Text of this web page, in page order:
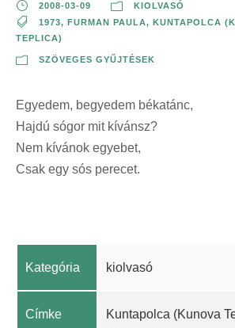
2008-03-09
KIOLVASÓ
1973, FURMAN PAULA, KUNTAPOLCA
TEPLICA)
SZÖVEGES GYŰJTÉSEK
Egyedem, begyedem békatánc,
Hajdú sógor mit kívánsz?
Nem kívánok egyebet,
Csak egy sós perecet.
Kategória kiolvasó
Címke Kuntapolca (Kunova